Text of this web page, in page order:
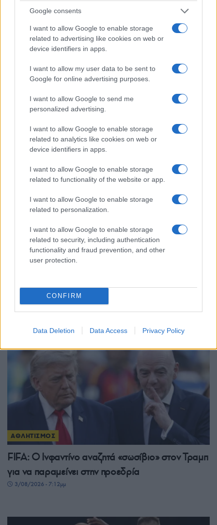
Google consents
I want to allow Google to enable storage
related to advertising like cookies on web or
device identifiers in apps.
I want to allow my user data to be sent to
Google for online advertising purposes.
I want to allow Google to send me
personalized advertising.
I want to allow Google to enable storage
related to analytics like cookies on web or
device identifiers in apps.
I want to allow Google to enable storage
related to functionality of the website or app.
I want to allow Google to enable storage
related to personalization.
I want to allow Google to enable storage
related to security, including authentication
functionality and fraud prevention, and other
user protection.
CONFIRM
Data Deletion Data Access Privacy Policy
Μόντρεαλ: Αποφασιστικός Τσιτσιπάς, πέρασε
στον δεύτερο γύρο
4/08/2026 - 9:51μμ
ΑΘΛΗΤΙΣΜΟΣ
γύρο τους οπαδούς
3/08/2026 - 9:19μμ
ΑΘΛΗΤΙΣΜΟΣ
FIFA: Ο Ινφαντίνο αναζητά «σωσίβιο» στον Τραμπ
για να παραμείνει στην προεδρία
3/08/2026 - 7:12μμ